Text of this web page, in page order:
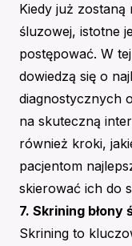
Kiedy już zostaną
śluzowej, istotne
postępować. W
dowiedzą się o
diagnostycznych
na skuteczną
również kroki,
pacjentom
skierować ich do
7. Skrining
Skrining to